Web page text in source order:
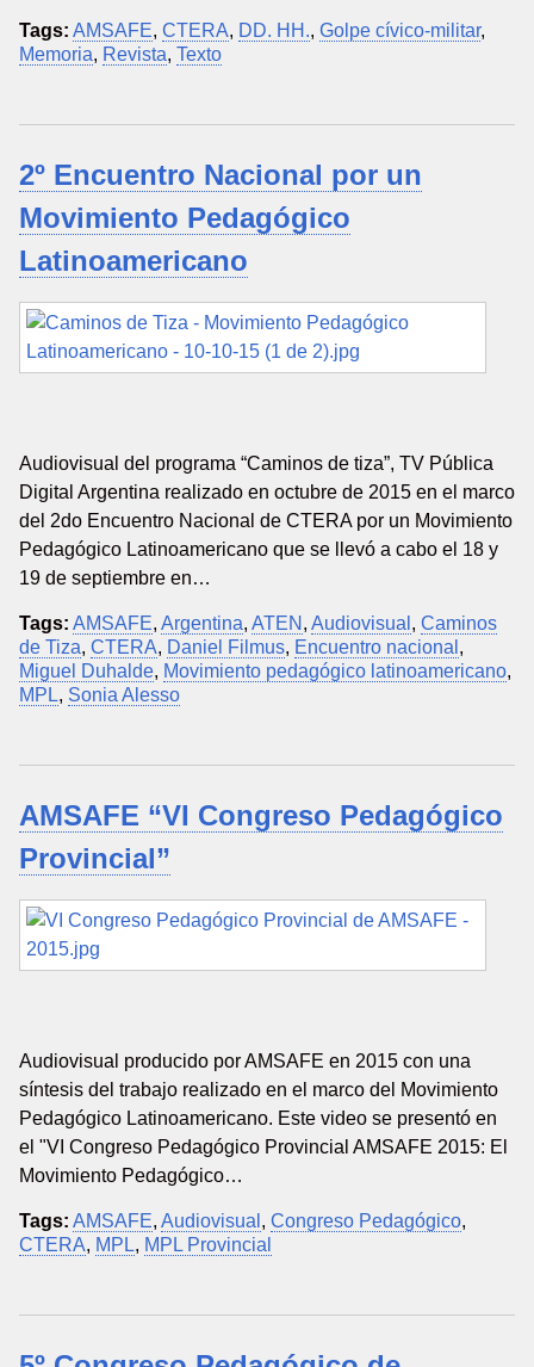
Tags: AMSAFE, CTERA, DD. HH., Golpe cívico-militar,
Memoria, Revista, Texto
2º Encuentro Nacional por un
Movimiento Pedagógico
Latinoamericano
Audiovisual del programa “Caminos de tiza”, TV Pública
Digital Argentina realizado en octubre de 2015 en el marco
del 2do Encuentro Nacional de CTERA por un Movimiento
Pedagógico Latinoamericano que se llevó a cabo el 18 y
19 de septiembre en…
Tags: AMSAFE, Argentina, ATEN , Audiovisual , Caminos
de Tiza, CTERA, Daniel Filmus, Encuentro nacional ,
Miguel Duhalde, Movimiento pedagógico latinoamericano,
MPL, Sonia Alesso
AMSAFE “VI Congreso Pedagógico
Provincial”
Audiovisual producido por AMSAFE en 2015 con una
síntesis del trabajo realizado en el marco del Movimiento
Pedagógico Latinoamericano. Este video se presentó en
el "VI Congreso Pedagógico Provincial AMSAFE 2015: El
Movimiento Pedagógico…
Tags: AMSAFE, Audiovisual , Congreso Pedagógico,
CTERA, MPL, MPL Provincial